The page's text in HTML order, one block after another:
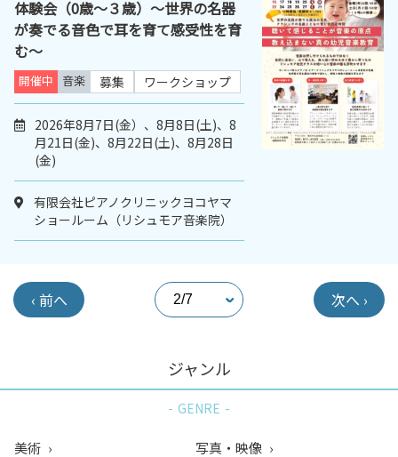
体験会（0歳～３歳）～世界の名器
が奏でる音色で耳を育て感受性を育
む～
開催中 音楽 募集 ワークショップ
2026年8月7日(金）、8月8日(土)、8
月21日(金)、8月22日(土)、8月28日
(金)
有限会社ピアノクリニックヨコヤマ
ショールーム（リシュモア音楽院）
‹ 前へ 次へ ›
ジャンル
GENRE
美術
写真・映像